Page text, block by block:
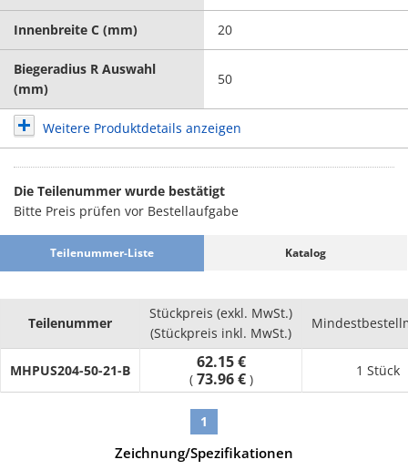
Innenbreite C (mm) 20
Biegeradius R Auswahl
(mm)
50
Weitere Produktdetails anzeigen
Die Teilenummer wurde bestätigt
Bitte Preis prüfen vor Bestellaufgabe
Teilenummer-Liste Katalog
Teilenummer
Stückpreis (exkl. MwSt.)
(Stückpreis inkl. MwSt.)
MHPUS204-50-21-B 62.15 €
( 73.96 € )
1 Stück
1
Zeichnung/Spezifikationen